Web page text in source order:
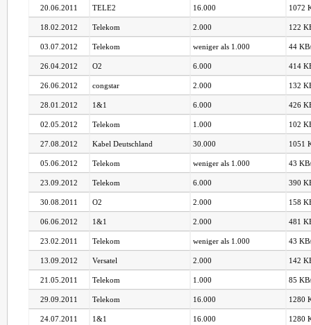
20.06.2011 TELE2 16.000 1072
18.02.2012 Telekom 2.000 122
03.07.2012 Telekom weniger als 1.000 44
26.04.2012 O2 6.000 414
26.06.2012 congstar 2.000 132
28.01.2012 1&1 6.000 426
02.05.2012 Telekom 1.000 102
27.08.2012 Kabel Deutschland 30.000 1051
05.06.2012 Telekom weniger als 1.000 43
23.09.2012 Telekom 6.000 390
30.08.2011 O2 2.000 158
06.06.2012 1&1 2.000 481
23.02.2011 Telekom weniger als 1.000 43
13.09.2012 Versatel 2.000 142
21.05.2011 Telekom 1.000 85
29.09.2011 Telekom 16.000 1280
24.07.2011 1&1 16.000 1280